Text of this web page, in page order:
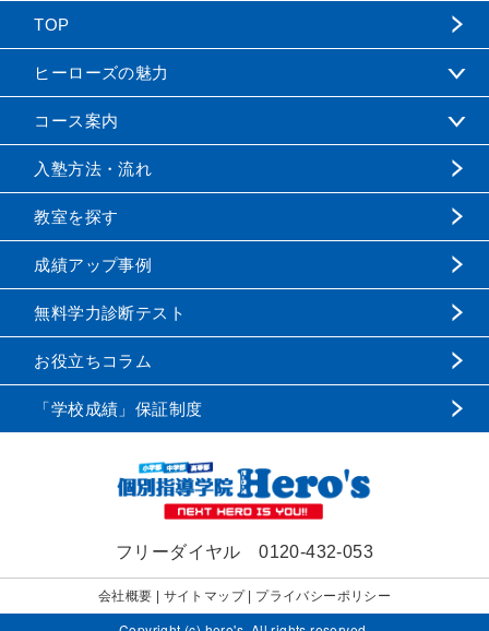
フリーダイヤル0120-432-053
会社概要 サイトマップ| プライバシーポリシー
TOP
ヒーローズの魅力
コース案内
入塾方法・流れ
教室を探す
成績アップ事例
無料学力診断テスト
お役立ちコラム
「学校成績」保証制度